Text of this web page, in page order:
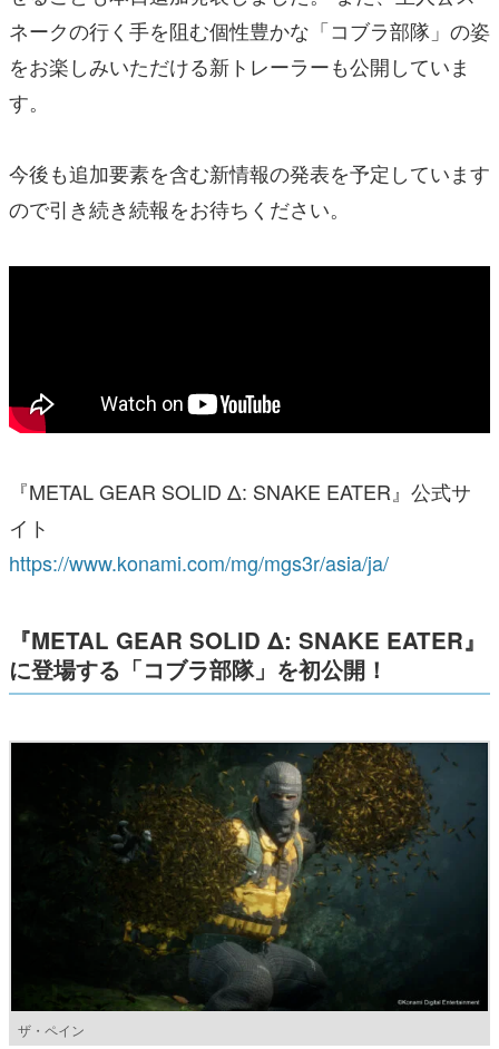
ネークの行く手を阻む個性豊かな「コブラ部隊」の姿
をお楽しみいただける新トレーラーも公開していま
す。
今後も追加要素を含む新情報の発表を予定しています
ので引き続き続報をお待ちください。
『METAL GEAR SOLID Δ: SNAKE EATER』公式サ
イト
https://www.konami.com/mg/mgs3r/asia/ja/
『METAL GEAR SOLID Δ: SNAKE EATER』
に登場する「コブラ部隊」を初公開！
ザ・ペイン